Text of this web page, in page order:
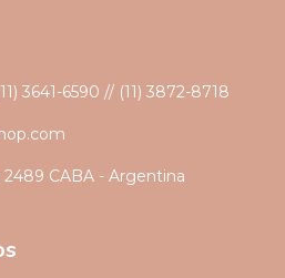
3641-6590 // (11) 3872-8718
CABA - Argentina